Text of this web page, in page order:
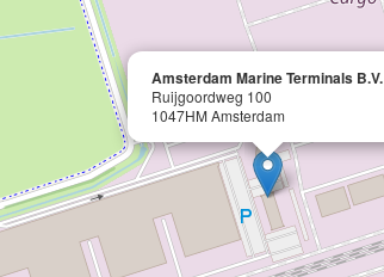
Amsterdam Marine Terminals B.V.
Ruijgoordweg 100
1047HM Amsterdam